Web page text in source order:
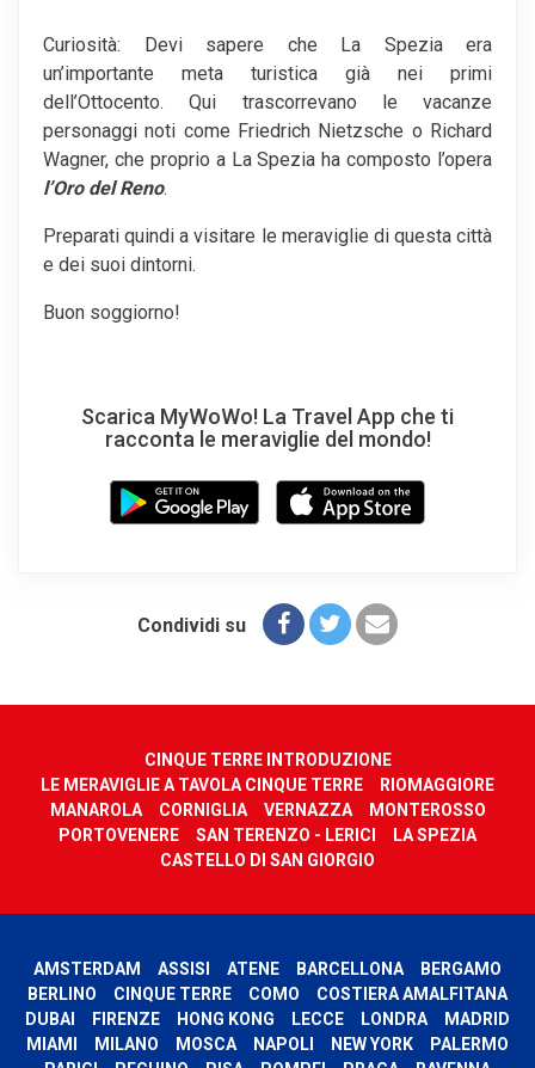
Curiosità: Devi sapere che La Spezia era
un’importante meta turistica già nei primi
dell’Ottocento. Qui trascorrevano le vacanze
personaggi noti come Friedrich Nietzsche o Richard
Wagner, che proprio a La Spezia ha composto l’opera
l’Oro del Reno.
Preparati quindi a visitare le meraviglie di questa città
e dei suoi dintorni.
Buon soggiorno!
Scarica MyWoWo! La Travel App che ti
racconta le meraviglie del mondo!
Condividi su
CINQUE TERRE INTRODUZIONE
LE MERAVIGLIE A TAVOLA CINQUE TERRE
RIOMAGGIORE
MANAROLA
CORNIGLIA VERNAZZA
MONTEROSSO
PORTOVENERE
SAN TERENZO - LERICI
LA SPEZIA
CASTELLO DI SAN GIORGIO
AMSTERDAM ASSISI ATENE BARCELLONA
BERGAMO
BERLINO
CINQUE TERRE COMO
COSTIERA AMALFITANA
DUBAI
FIRENZE HONG KONG LECCE LONDRA
MADRID
MIAMI
MILANO MOSCA NAPOLI NEW YORK
PALERMO